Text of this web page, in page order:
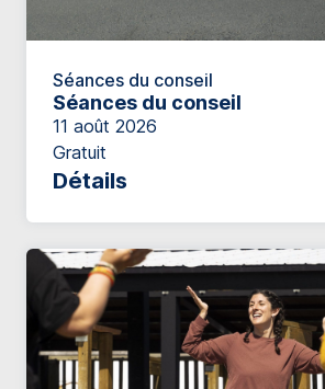
Séances du conseil
Séances du conseil
11 août 2026
Gratuit
Détails